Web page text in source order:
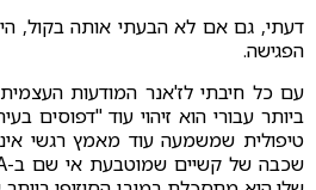
דעתי, גם אם לא הבעתי אותה בקול,
הפגישה.
עם כל חיבתי לז'אנר המודעות
ביותר עבורי הוא זיהוי עוד "דפוסים
טיפולית שמשמעה עוד מאמץ רגשי